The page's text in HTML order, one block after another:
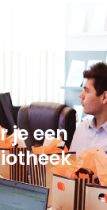
je een